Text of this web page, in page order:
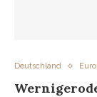
Deutschland